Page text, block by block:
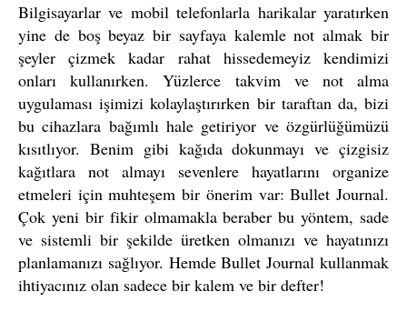
Bilgisayarlar ve mobil telefonlarla harikalar yaratırken
yine de boş beyaz bir sayfaya kalemle not almak bir
şeyler çizmek kadar rahat hissedemeyiz kendimizi
onları kullanırken. Yüzlerce takvim ve not alma
uygulaması işimizi kolaylaştırırken bir taraftan da, bizi
bu cihazlara bağımlı hale getiriyor ve özgürlüğümüzü
kısıtlıyor. Benim gibi kağıda dokunmayı ve çizgisiz
kağıtlara not almayı sevenlere hayatlarını organize
etmeleri için muhteşem bir önerim var: Bullet Journal.
Çok yeni bir fikir olmamakla beraber bu yöntem, sade
ve sistemli bir şekilde üretken olmanızı ve hayatınızı
planlamanızı sağlıyor. Hemde Bullet Journal kullanmak
ihtiyacınız olan sadece bir kalem ve bir defter!